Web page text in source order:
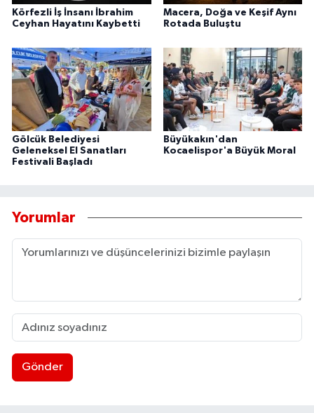
Körfezli İş İnsanı İbrahim
Ceyhan Hayatını Kaybetti
Macera, Doğa ve Keşif Aynı
Rotada Buluştu
Gölcük Belediyesi
Geleneksel El Sanatları
Festivali Başladı
Büyükakın'dan
Kocaelispor'a Büyük Moral
Yorumlar
Gönder